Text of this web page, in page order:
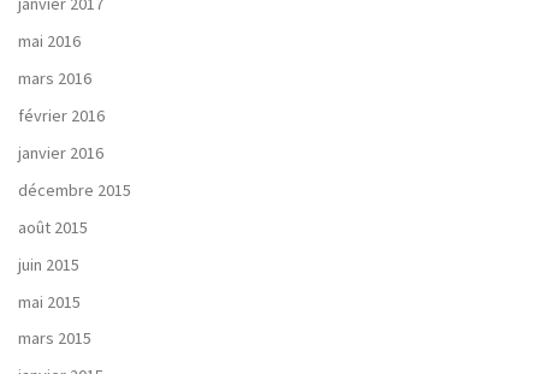
mai 2016
mars 2016
février 2016
janvier 2016
décembre 2015
août 2015
juin 2015
mai 2015
mars 2015